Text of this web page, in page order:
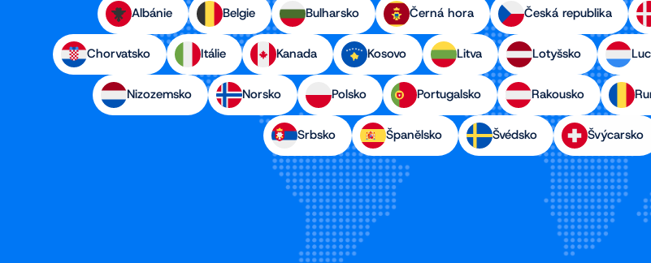
Albánie Belgie Bulharsko Černá hora Česká republika
Chorvatsko Itálie Kanada Kosovo Litva Lotyšsko
Nizozemsko Norsko Polsko Portugalsko Rakousko
Srbsko Španělsko Švédsko Švýcarsko